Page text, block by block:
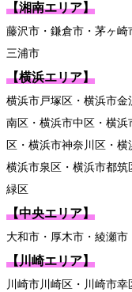
【湘南エリア】
藤沢市・鎌倉市・茅ヶ崎
三浦市
【横浜エリア】
横浜市戸塚区・横浜市
南区・横浜市中区・横
区・横浜市神奈川区・
横浜市泉区・横浜市都
緑区
【中央エリア】
大和市・厚木市・綾瀬
【川崎エリア】
川崎市川崎区・川崎市